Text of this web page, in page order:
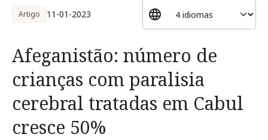
Artigo 11-01-2023
Afeganistão: número de
crianças com paralisia
cerebral tratadas em Cabul
cresce 50%